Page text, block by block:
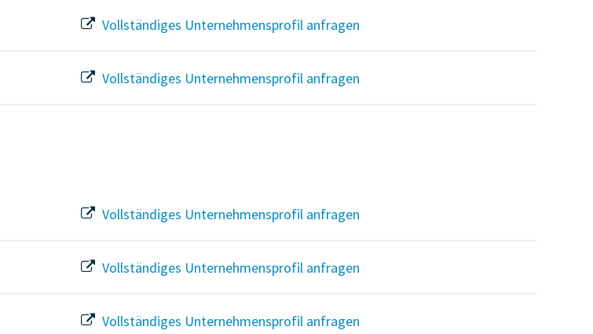
Vollständiges Unternehmensprofil anfragen
Vollständiges Unternehmensprofil anfragen
Vollständiges Unternehmensprofil anfragen
Vollständiges Unternehmensprofil anfragen
Vollständiges Unternehmensprofil anfragen